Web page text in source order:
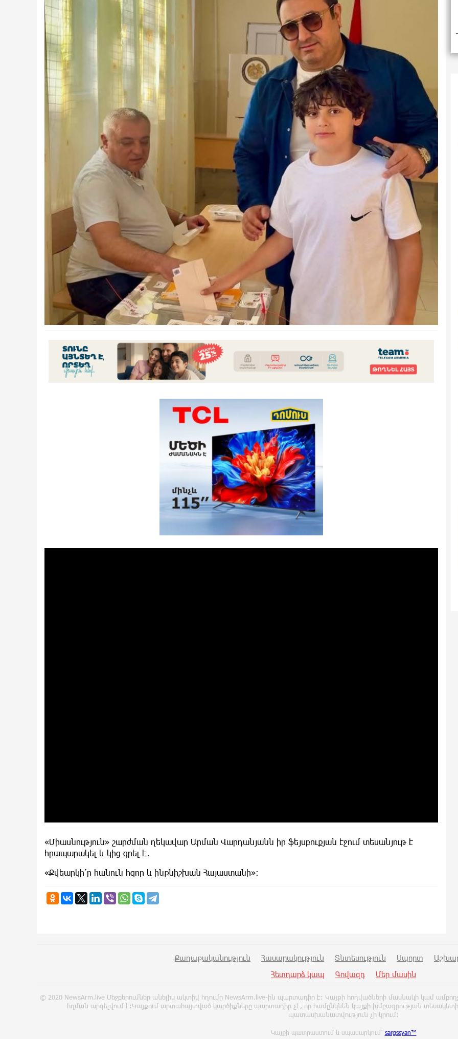
«Միասնություն» շարժման ղեկավար Արման Վարդանյանն իր ֆեյսբուքյան էջում տեսանյութ է
հրապարակել և կից գրել է․
«Քվեարկի՛ր հանուն հզոր և ինքնիշխան Հայաստանի»։
Քաղաքականություն Հասարակություն Տնտեսություն Սպորտ
Հետդարձ կապ
Գովազդ Մեր մասին
© 2020 NewsArm.live Մեջբերումներ անելիս ակտիվ հղումը NewsArm.live-ին պարտադիր է: Կայքի հոդվածների մասնակի կամ
հղման արգելվում է:Կայքում արտահայտված կարծիքները պարտադիր չէ, որ համընկնեն կայքի խմբագրության
պատասխանատվություն չի կրում:
Կայքի պատրաստում և սպասարկում՝ sargssyan™